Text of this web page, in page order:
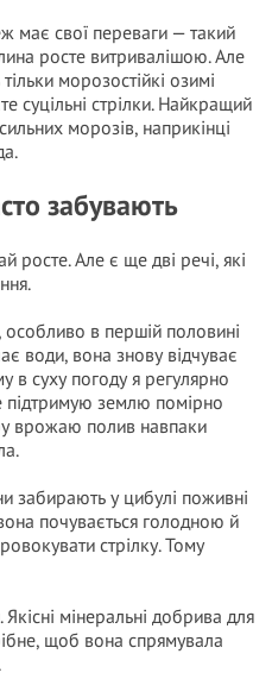
має свої переваги — такий
росте витривалішою. Але
морозостійкі озимі
суцільні стрілки. Найкращий
морозів, наприкінці
забувають
росте. Але є ще дві речі, які
в першій половині
води, вона знову відчуває
в суху погоду я регулярно
землю помірно
врожаю полив навпаки
забирають у цибулі поживні
почувається голодною й
стрілку. Тому
мінеральні добрива для
щоб вона спрямувала